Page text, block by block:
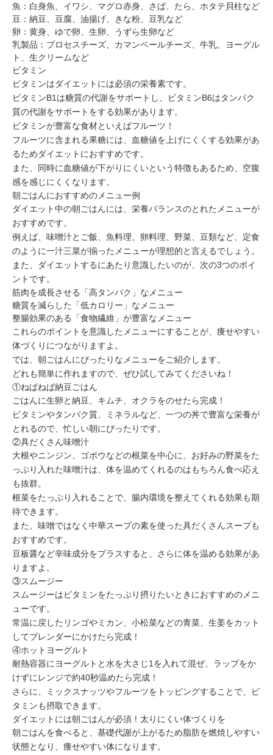
魚：白身魚、イワシ、マグロ赤身、さば、たら、ホタテ貝柱など
豆：納豆、豆腐、油揚げ、きな粉、豆乳など
卵：黄身、ゆで卵、生卵、うずら生卵など
乳製品：プロセスチーズ、カマンベールチーズ、牛乳、ヨーグル
ト、生クリームなど
ビタミン
ビタミンはダイエットには必須の栄養素です。
ビタミンB1は糖質の代謝をサポートし、ビタミンB6はタンパク
質の代謝をサポートをする効果があります。
ビタミンが豊富な食材といえばフルーツ！
フルーツに含まれる果糖には、血糖値を上げにくくする効果があ
るためダイエットにおすすめです。
また、同時に血糖値が下がりにくいという特徴もあるため、空腹
感を感じにくくなります。
朝ごはんにおすすめのメニュー例
ダイエット中の朝ごはんには、栄養バランスのとれたメニューが
おすすめです。
例えば、味噌汁とご飯、魚料理、卵料理、野菜、豆類など、定食
のように一汁三菜が揃ったメニューが理想的と言えるでしょう。
また、ダイエットするにあたり意識したいのが、次の3つのポイ
ントです。
筋肉を成長させる「高タンパク」なメニュー
糖質を減らした「低カロリー」なメニュー
整腸効果のある「食物繊維」が豊富なメニュー
これらのポイントを意識したメニューにすることが、痩せやすい
体づくりにつながりますよ。
では、朝ごはんにぴったりなメニューをご紹介します。
どれも簡単に作れますので、ぜひ試してみてくださいね！
①ねばねば納豆ごはん
ごはんに生卵と納豆、キムチ、オクラをのせたら完成！
ビタミンやタンパク質、ミネラルなど、一つの丼で豊富な栄養が
とれるので、忙しい朝にぴったり です。
②具だくさん味噌汁
大根やニンジン、ゴボウなどの根菜を中心に、お好みの野菜をた
っぷり入れた味噌汁は、体を温めてくれるのはもちろん食べ応え
も抜群。
根菜をたっぷり入れることで、 腸内環境を整えてくれる効果も期
待できます。
また、味噌ではなく中華スープの素を使った具だくさんスープも
おすすめです。
豆板醤など辛味成分をプラスすると、さらに体を温める効果があ
りますよ。
③スムージー
スムージーはビタミンをたっぷり摂りたいときにおすすめのメニ
ューです。
常温に戻したリンゴやミカン、小松菜などの青菜、生姜をカット
してブレンダーにかけたら完成！
④ホットヨーグルト
耐熱容器にヨーグルトと水を大さじ1を入れて混ぜ、ラップをか
けずにレンジで約40秒温めたら完成！
さらに、ミックスナッツやフルーツをトッピングすることで、ビ
タミンも摂取できます。
ダイエットには朝ごはんが必須！太りにくい体づくりを
朝ごはんを食べると、基礎代謝が上がるため脂肪を燃焼しやすい
状態となり、痩せやすい体になります。